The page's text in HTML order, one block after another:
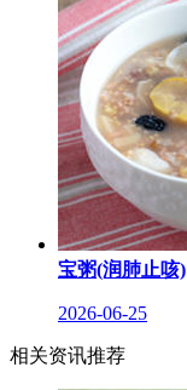
宝粥(润肺止咳)
2026-06-25
相关资讯推荐